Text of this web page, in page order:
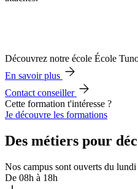
Découvrez notre école École
En savoir plus
Contact conseiller
Cette formation t'intéresse ?
Je découvre les formations
Des métiers pour
Nos campus sont ouverts du
De 08h à 18h